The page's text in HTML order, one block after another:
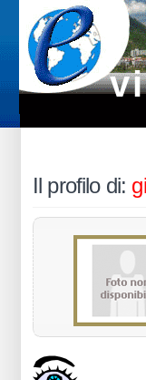
Il profilo di: